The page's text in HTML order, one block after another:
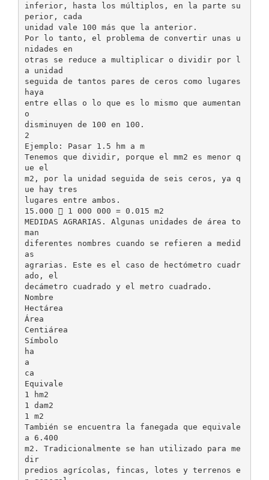
inferior, hasta los múltiplos, en la parte su
perior, cada
unidad vale 100 más que la anterior.
Por lo tanto, el problema de convertir unas u
nidades en
otras se reduce a multiplicar o dividir por l
a unidad
seguida de tantos pares de ceros como lugares
haya
entre ellas o lo que es lo mismo que aumentan
o
disminuyen de 100 en 100.
2
Ejemplo: Pasar 1.5 hm a m
Tenemos que dividir, porque el mm2 es menor q
ue el
m2, por la unidad seguida de seis ceros, ya q
ue hay tres
lugares entre ambos.
15.000  1 000 000 = 0.015 m2
MEDIDAS AGRARIAS. Algunas unidades de área to
man
diferentes nombres cuando se refieren a medid
as
agrarias. Este es el caso de hectómetro cuadr
ado, el
decámetro cuadrado y el metro cuadrado.
Nombre
Hectárea
Área
Centiárea
Símbolo
ha
a
ca
Equivale
1 hm2
1 dam2
1 m2
También se encuentra la fanegada que equivale
a 6.400
m2. Tradicionalmente se han utilizado para me
dir
predios agrícolas, fincas, lotes y terrenos e